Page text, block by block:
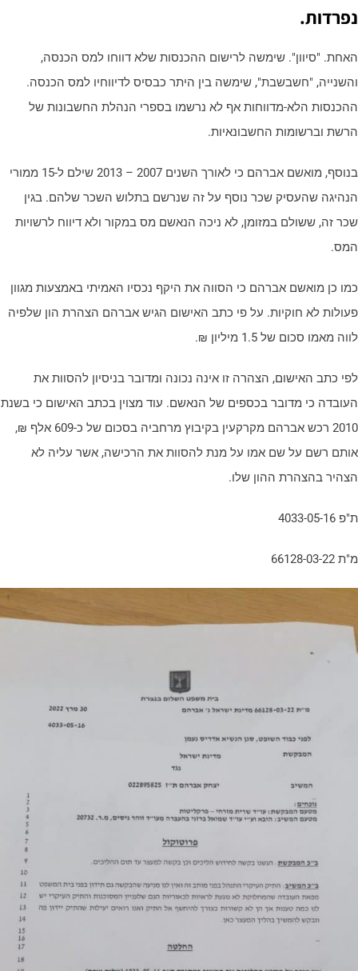
"סיוון". שימשה לרישום ההכנסות שלא דווחו למס הכנסה,
"חשבשבת", שימשה בין היתר כבסיס לדיווחיו למס הכנסה.
הלא-מדווחות אף לא נרשמו בספרי הנהלת החשבונות של
וברשומות החשבונאיות.
בנוסף, מואשם אברהם כי לאורך השנים 2007 – 2013 שילם ל-15 ממורי
שהעסיק שכר נוסף על זה שנרשם בתלוש השכר שלהם. בגין
זה, ששולם במזומן, לא ניכה הנאשם מס במקור ולא דיווח לרשויות
כן מואשם אברהם כי הסווה את היקף נכסיו האמיתי באמצעות מגוון
לא חוקיות. על פי כתב האישום הגיש אברהם הצהרת הון שלפיה
מאמו סכום של 1.5 מיליון ₪.
כתב האישום, הצהרה זו אינה נכונה ומדובר בניסיון להסוות את
כי מדובר בכספים של הנאשם. עוד מצוין בכתב האישום כי בשנת
2010 רכש אברהם מקרקעין בקיבוץ מרחביה בסכום של כ-609 אלף ₪,
רשם על שם אמו על מנת להסוות את הרכישה, אשר עליה לא
בהצהרת ההון שלו.
05-16
03-22